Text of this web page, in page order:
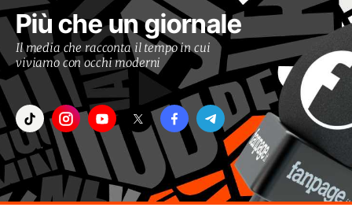
Più che un giornale
Il media che racconta il tempo in cui
viviamo con occhi moderni